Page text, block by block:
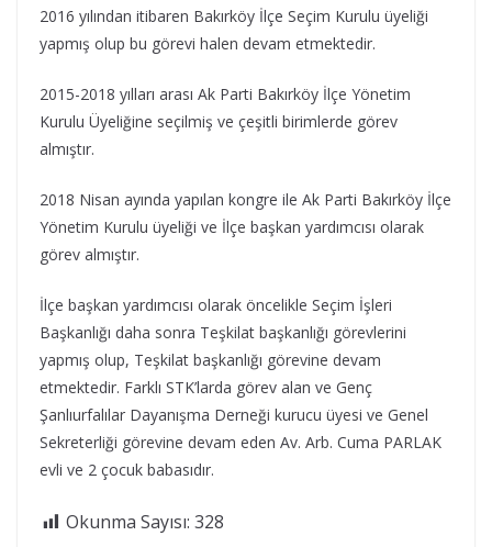
2016 yılından itibaren Bakırköy İlçe Seçim Kurulu üyeliği
yapmış olup bu görevi halen devam etmektedir.
2015-2018 yılları arası Ak Parti Bakırköy İlçe Yönetim
Kurulu Üyeliğine seçilmiş ve çeşitli birimlerde görev
almıştır.
2018 Nisan ayında yapılan kongre ile Ak Parti Bakırköy İlçe
Yönetim Kurulu üyeliği ve İlçe başkan yardımcısı olarak
görev almıştır.
İlçe başkan yardımcısı olarak öncelikle Seçim İşleri
Başkanlığı daha sonra Teşkilat başkanlığı görevlerini
yapmış olup, Teşkilat başkanlığı görevine devam
etmektedir. Farklı STK’larda görev alan ve Genç
Şanlıurfalılar Dayanışma Derneği kurucu üyesi ve Genel
Sekreterliği görevine devam eden Av. Arb. Cuma PARLAK
evli ve 2 çocuk babasıdır.
Okunma Sayısı: 328